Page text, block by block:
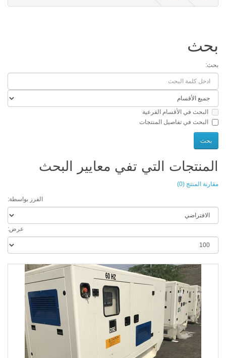
البحث في الأقسام الفرعية
البحث في تفاصيل المنتجات
التي تفي معايير البحث
المنتج (0)
الفرز بواسطة: